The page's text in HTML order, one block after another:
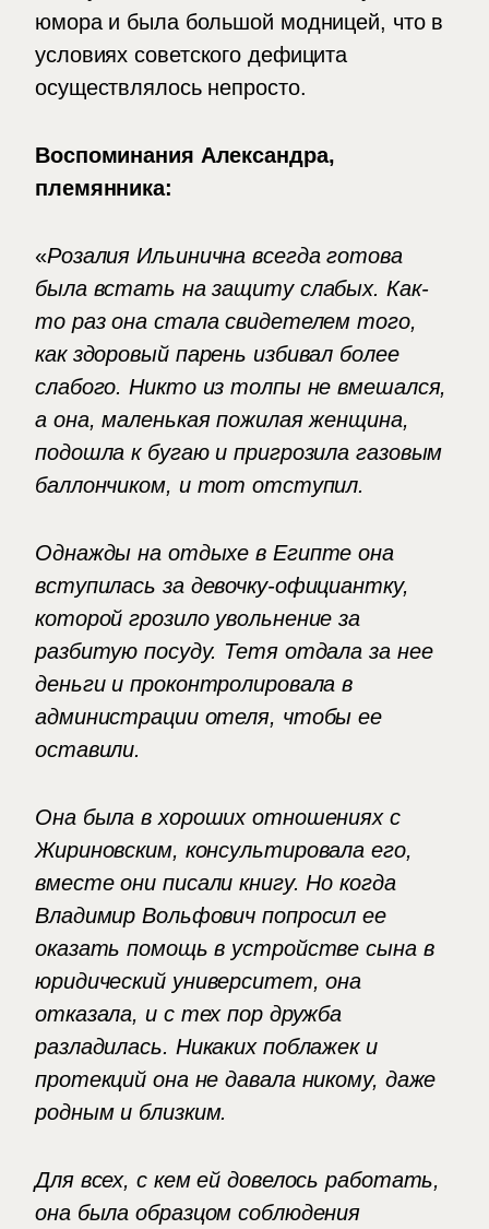
юмора и была большой модницей, что в
условиях советского дефицита
осуществлялось непросто.
Воспоминания Александра,
племянника:
«Розалия Ильинична всегда готова
была встать на защиту слабых. Как-
то раз она стала свидетелем того,
как здоровый парень избивал более
слабого. Никто из толпы не вмешался,
а она, маленькая пожилая женщина,
подошла к бугаю и пригрозила газовым
баллончиком, и тот отступил.
Однажды на отдыхе в Египте она
вступилась за девочку-официантку,
которой грозило увольнение за
разбитую посуду. Тетя отдала за нее
деньги и проконтролировала в
администрации отеля, чтобы ее
оставили.
Она была в хороших отношениях с
Жириновским, консультировала его,
вместе они писали книгу. Но когда
Владимир Вольфович попросил ее
оказать помощь в устройстве сына в
юридический университет, она
отказала, и с тех пор дружба
разладилась. Никаких поблажек и
протекций она не давала никому, даже
родным и близким.
Для всех, с кем ей довелось работать,
она была образцом соблюдения